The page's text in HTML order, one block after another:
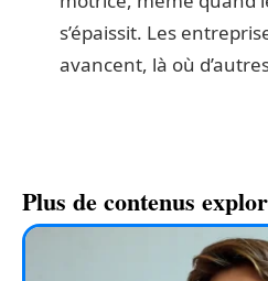
s’épaissit. Les
avancent, là où
Plus de contenus